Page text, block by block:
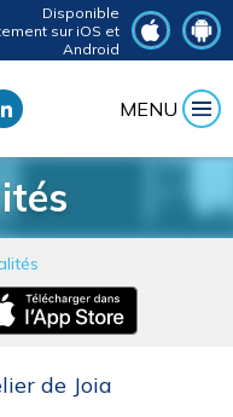
Disponible
sur iOS et
Android
MENU